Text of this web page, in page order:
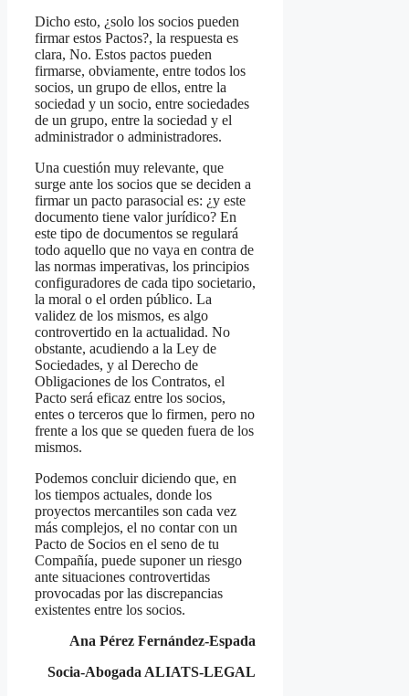
Dicho esto, ¿solo los socios pueden
firmar estos Pactos?, la respuesta es
clara, No. Estos pactos pueden
firmarse, obviamente, entre todos los
socios, un grupo de ellos, entre la
sociedad y un socio, entre sociedades
de un grupo, entre la sociedad y el
administrador o administradores.
Una cuestión muy relevante, que
surge ante los socios que se deciden a
firmar un pacto parasocial es: ¿y este
documento tiene valor jurídico? En
este tipo de documentos se regulará
todo aquello que no vaya en contra de
las normas imperativas, los principios
configuradores de cada tipo societario,
la moral o el orden público. La
validez de los mismos, es algo
controvertido en la actualidad. No
obstante, acudiendo a la Ley de
Sociedades, y al Derecho de
Obligaciones de los Contratos, el
Pacto será eficaz entre los socios,
entes o terceros que lo firmen, pero no
frente a los que se queden fuera de los
mismos.
Podemos concluir diciendo que, en
los tiempos actuales, donde los
proyectos mercantiles son cada vez
más complejos, el no contar con un
Pacto de Socios en el seno de tu
Compañía, puede suponer un riesgo
ante situaciones controvertidas
provocadas por las discrepancias
existentes entre los socios.
Ana Pérez Fernández-Espada
Socia-Abogada ALIATS-LEGAL